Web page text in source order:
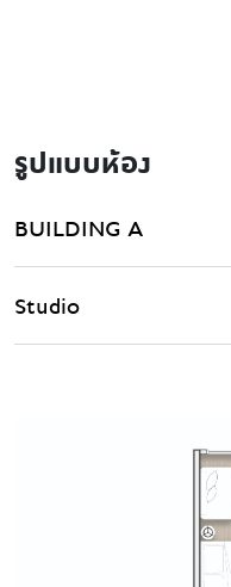
รูปแบบห้อง
BUILDING A
Studio